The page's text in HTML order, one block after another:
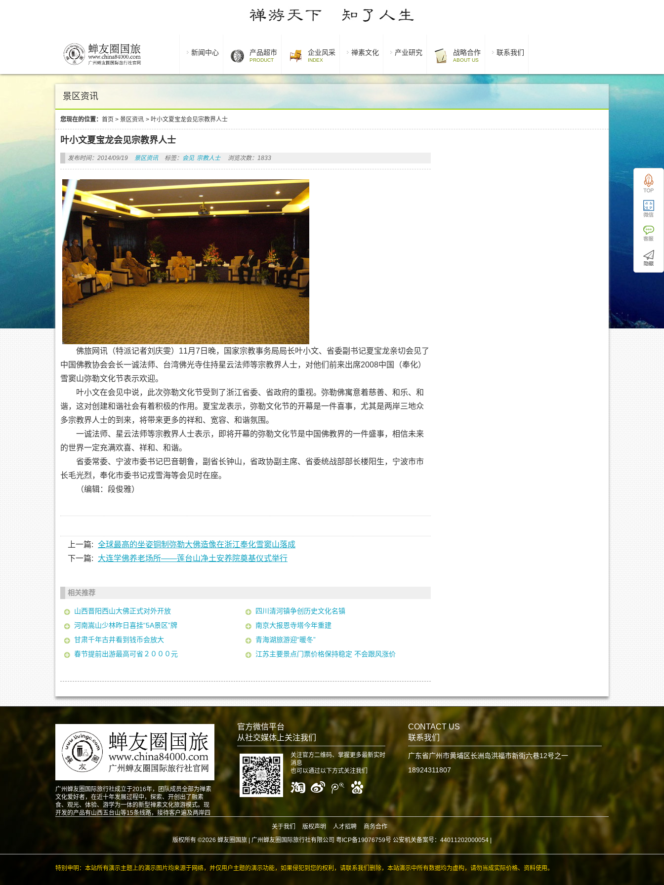
新闻中心 产品超市
PRODUCT
企业风采
INDEX
禅素文化 产业研究 战略合作
ABOUT US
联系我们
景区资讯
您现在的位置： 首页 > 景区资讯 > 叶小文夏宝龙会见宗教界人士
叶小文夏宝龙会见宗教界人士
发布时间：2014/09/19 景区资讯 标签： 会见 宗教人士 浏览次数：1833
佛旅网讯（特派记者刘庆雯）11月7日晚，国家宗教事务局局长叶小文、省委副书记夏宝龙亲切会见了
中国佛教协会会长一诚法师、台湾佛光寺住持星云法师等宗教界人士，对他们前来出席2008中国（奉化）
雪窦山弥勒文化节表示欢迎。
叶小文在会见中说，此次弥勒文化节受到了浙江省委、省政府的重视。弥勒佛寓意着慈善、和乐、和
谐，这对创建和谐社会有着积极的作用。夏宝龙表示，弥勒文化节的开幕是一件喜事，尤其是两岸三地众
多宗教界人士的到来，将带来更多的祥和、宽容、和谐氛围。
一诚法师、星云法师等宗教界人士表示，即将开幕的弥勒文化节是中国佛教界的一件盛事，相信未来
的世界一定充满欢喜、祥和、和谐。
省委常委、宁波市委书记巴音朝鲁，副省长钟山，省政协副主席、省委统战部部长楼阳生，宁波市市
长毛光烈，奉化市委书记戎雪海等会见时在座。
（编辑：段俊雅）
上一篇: 全球最高的坐姿铜制弥勒大佛造像在浙江奉化雪窦山落成
下一篇:
大连学佛养老场所——莲台山净土安养院奠基仪式举行
相关推荐
山西晋阳西山大佛正式对外开放
四川清河镇争创历史文化名镇
河南嵩山少林昨日喜挂“5A景区”牌
南京大报恩寺塔今年重建
甘肃千年古井看到钱币会放大
青海湖旅游迎“暖冬”
春节提前出游最高可省２０００元
江苏主要景点门票价格保持稳定 不会跟风涨价
广州蝉友圈国际旅行社成立于2016年，团队成员全部为禅素
文化爱好者，在近十年发展过程中，探索、开创出了融素
食、观光、体验、游学为一体的新型禅素文化旅游模式。现
开发的产品有山西五台山等15条线路，接待客户遍及两岸四
官方微信平台
从社交媒体上关注我们
关注官方二维码、掌握更多最新实时
消息
也可以通过以下方式关注我们
CONTACT US
联系我们
广东省广州市黄埔区长洲岛洪福市新街六巷12号之一
18924311807
关于我们 版权声明 人才招聘
商务合作
版权所有 ©2026 蝉友圈国旅 | 广州蝉友圈国际旅行社有限公司 粤ICP备19076759号 公安机关备案号：44011202000054
特别申明：本站所有演示主题上的演示图片均来源于网络，并仅用户主题的演示功能，如果侵犯到您的权利，请联系我们删除，本站演示中所有数据均为虚构，请勿当成实际价格、资料使用。